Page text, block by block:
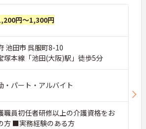
円～1,300円
池田市 呉服町8-10
塚本線「池田(大阪)駅」徒歩5分
・パート・アルバイト
員初任者研修以上の介護資格をお
方 ■実務経験のある方